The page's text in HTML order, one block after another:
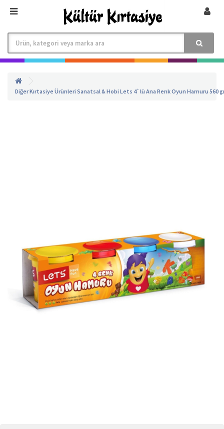
DiğerKırtasiye Ürünleri Sanatsal & Hobi Lets 4`lü Ana Renk Oyun Hamuru 560